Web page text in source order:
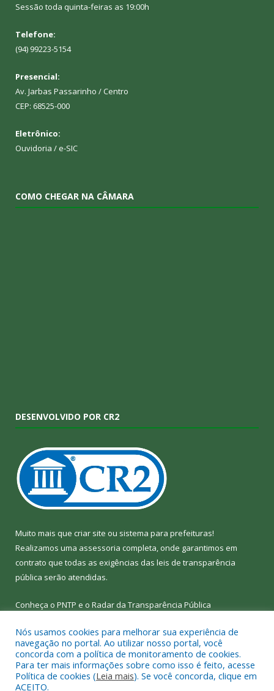
Sessão toda quinta-feiras as 19:00h
Telefone:
(94) 99223-5154
Presencial:
Av. Jarbas Passarinho / Centro
CEP: 68525-000
Eletrônico:
Ouvidoria / e-SIC
COMO CHEGAR NA CÂMARA
DESENVOLVIDO POR CR2
Muito mais que criar site ou sistema para prefeituras!
Realizamos uma assessoria completa, onde garantimos em
contrato que todas as exigências das leis de transparência
pública serão atendidas.
Conheça o PNTP e o Radar da Transparência Pública
Todos os direitos reservados a Câmara Municipal de Bom Jesus
do Tocantins.
Nós usamos cookies para melhorar sua experiência de
navegação no portal. Ao utilizar nosso portal, você
concorda com a política de monitoramento de cookies.
Para ter mais informações sobre como isso é feito, acesse
Política de cookies (Leia mais). Se você concorda, clique em
ACEITO.